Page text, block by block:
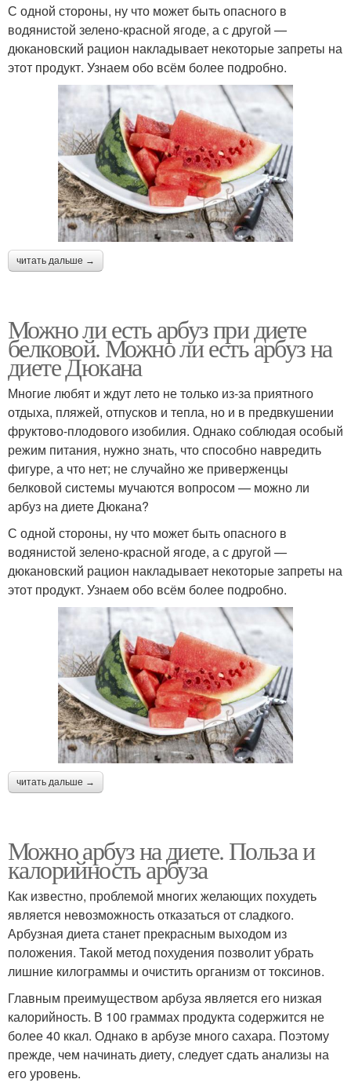
С одной стороны, ну что может быть опасного в
водянистой зелено-красной ягоде, а с другой —
дюкановский рацион накладывает некоторые запреты на
этот продукт. Узнаем обо всём более подробно.
читать дальше →
Можно ли есть арбуз при диете
белковой. Можно ли есть арбуз на
диете Дюкана
Многие любят и ждут лето не только из-за приятного
отдыха, пляжей, отпусков и тепла, но и в предвкушении
фруктово-плодового изобилия. Однако соблюдая особый
режим питания, нужно знать, что способно навредить
фигуре, а что нет; не случайно же приверженцы
белковой системы мучаются вопросом — можно ли
арбуз на диете Дюкана?
С одной стороны, ну что может быть опасного в
водянистой зелено-красной ягоде, а с другой —
дюкановский рацион накладывает некоторые запреты на
этот продукт. Узнаем обо всём более подробно.
читать дальше →
Можно арбуз на диете. Польза и
калорийность арбуза
Как известно, проблемой многих желающих похудеть
является невозможность отказаться от сладкого.
Арбузная диета станет прекрасным выходом из
положения. Такой метод похудения позволит убрать
лишние килограммы и очистить организм от токсинов.
Главным преимуществом арбуза является его низкая
калорийность. В 100 граммах продукта содержится не
более 40 ккал. Однако в арбузе много сахара. Поэтому
прежде, чем начинать диету, следует сдать анализы на
его уровень.